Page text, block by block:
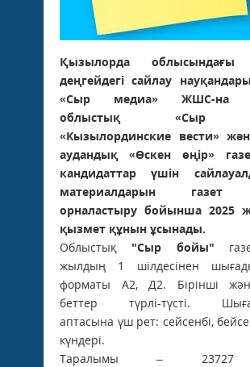
Қызылорда облысындағы
деңгейдегі сайлау
«Сыр медиа» ЖШС-на
облыстық «Сыр
«Кызылординские вести»
аудандық «Өскен өңір»
кандидаттар үшін
материалдарын газет
орналастыру бойынша 2025
қызмет құнын ұсынады.
Облыстық "Сыр бойы"
жылдың 1 шілдесінен
форматы А2, Д2. Бірінші
беттер түрлі-түсті.
аптасына үш рет: сейсенбі,
күндері.
Таралымы – 23727